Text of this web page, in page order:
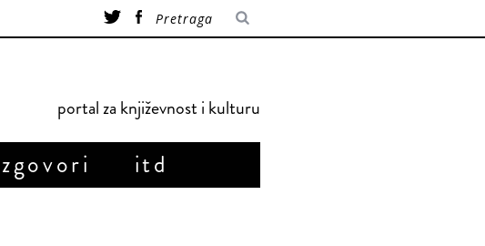
portal za književnost i kulturu
itd